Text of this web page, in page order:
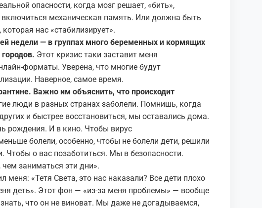
опасности, когда мозг решает, «бить»,
механическая память. Или должна быть
нас «стабилизирует».
недели — в группах много беременных и кормящих
Этот кризис таки заставит меня
форматы. Уверена, что многие будут
Наверное, самое время.
Важно им объяснить, что происходит
люди в разных странах заболели. Помнишь, когда
и быстрее восстановиться, мы оставались дома.
рождения. И в кино. Чтобы вирус
болели, особенно, чтобы не болели дети, решили
о вас позаботиться. Мы в безопасности.
заниматься эти дни».
меня: «Тетя Света, это нас наказали? Все дети плохо
деть». Этот фон — «из-за меня проблемы» — вообще
что он не виноват. Мы даже не догадываемся,